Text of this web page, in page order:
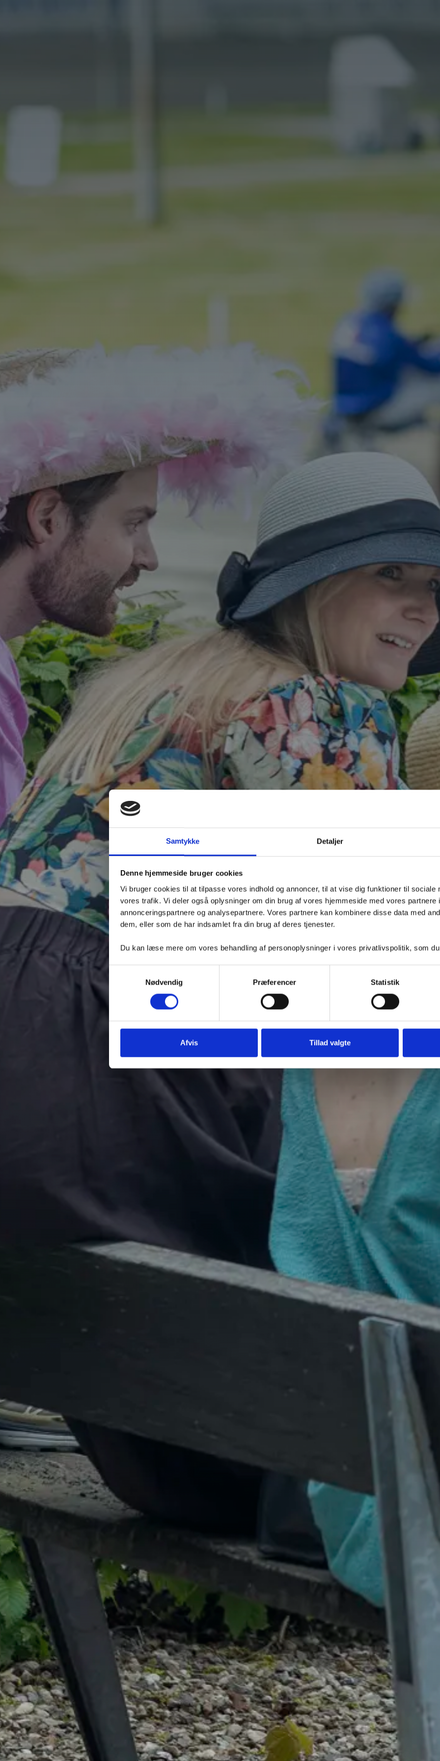
Samtykke Detaljer
Denne hjemmeside bruger cookies
Vi bruger cookies til at tilpasse vores indhold og annoncer, til at vise dig funktioner til sociale
vores trafik. Vi deler også oplysninger om din brug af vores hjemmeside med vores partnere
annonceringspartnere og analysepartnere. Vores partnere kan kombinere disse data med
dem, eller som de har indsamlet fra din brug af deres tjenester.
Du kan læse mere om vores behandling af personoplysninger i vores privatlivspolitik, som
Nødvendig
Præferencer Statistik
Afvis Tillad valgte
DAMERNES
FORÅRSDAG I
LUNDEN